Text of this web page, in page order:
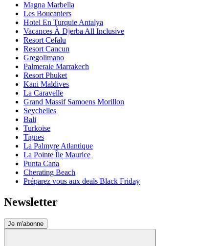
Magna Marbella
Les Boucaniers
Hotel En Turquie Antalya
Vacances À Djerba All Inclusive
Resort Cefalu
Resort Cancun
Gregolimano
Palmeraie Marrakech
Resort Phuket
Kani Maldives
La Caravelle
Grand Massif Samoens Morillon
Seychelles
Bali
Turkoise
Tignes
La Palmyre Atlantique
La Pointe Île Maurice
Punta Cana
Cherating Beach
Préparez vous aux deals Black Friday
Newsletter
Je m'abonne